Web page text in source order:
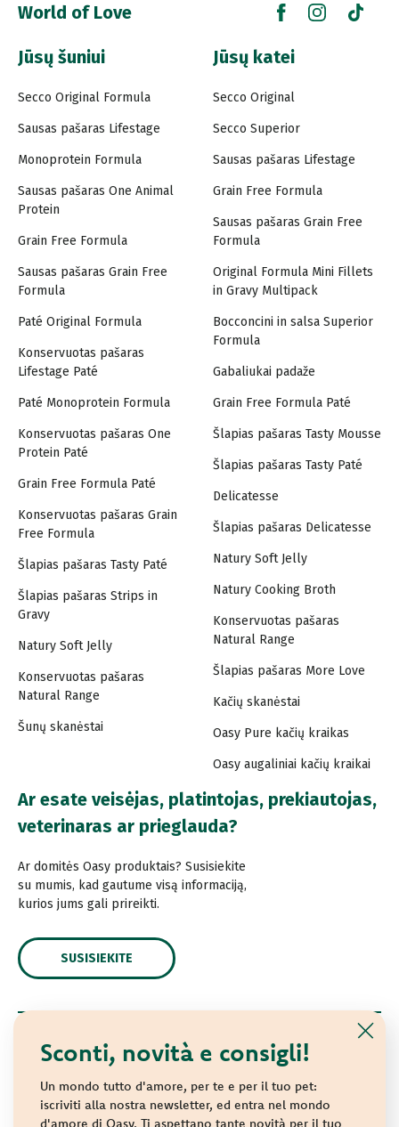
Sconti, novità e consigli!
Un mondo tutto d'amore, per te e per il tuo pet:
iscriviti alla nostra newsletter, ed entra nel mondo
d'amore di Oasy. Ti aspettano tante novità per il tuo
World of Love
Jūsų šuniui
Secco Original Formula
Sausas pašaras Lifestage
Monoprotein Formula
Sausas pašaras One Animal
Protein
Grain Free Formula
Sausas pašaras Grain Free
Formula
Paté Original Formula
Konservuotas pašaras
Lifestage Paté
Paté Monoprotein Formula
Konservuotas pašaras One
Protein Paté
Grain Free Formula Paté
Konservuotas pašaras Grain
Free Formula
Šlapias pašaras Tasty Paté
Šlapias pašaras Strips in
Gravy
Natury Soft Jelly
Konservuotas pašaras
Natural Range
Šunų skanėstai
Jūsų katei
Secco Original
Secco Superior
Sausas pašaras Lifestage
Grain Free Formula
Sausas pašaras Grain Free
Formula
Original Formula Mini Fillets
in Gravy Multipack
Bocconcini in salsa Superior
Formula
Gabaliukai padaže
Grain Free Formula Paté
Šlapias pašaras Tasty Mousse
Šlapias pašaras Tasty Paté
Delicatesse
Šlapias pašaras Delicatesse
Natury Soft Jelly
Natury Cooking Broth
Konservuotas pašaras
Natural Range
Šlapias pašaras More Love
Kačių skanėstai
Oasy Pure kačių kraikas
Oasy augaliniai kačių kraikai
Ar esate veisėjas, platintojas, prekiautojas,
veterinaras ar prieglauda?
Ar domitės Oasy produktais? Susisiekite
su mumis, kad gautume visą informaciją,
kurios jums gali prireikti.
SUSISIEKITE
© 2021 Oasy. Visos teisės saugomos.
Wonderfood S.p.A. Strada dei Censiti, 2 - 47891 Repubblica
di San Marino - C.o.E. SM 04018